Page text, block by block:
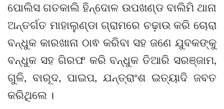
ପୋଲିସ ଗତକାଲି ହିନ୍ଦୋଳ ଉପଖଣ୍ଡ ବାଲିମି ଥାନା
ଅନ୍ତର୍ଗତ ମାହାଲୁଣ୍ଡା ଗ୍ରାମରେ ଚଢ଼ାଉ କରି ଚୋରା
ବନ୍ଧୁକ କାରଖାନା ଠାଵ କରିବା ସହ ଜଣେ ଯୁବକଙ୍କୁ
ବନ୍ଧୁକ ସହ ଗିରଫ କରି ବନ୍ଧୁକ ତିଆରି ସରଞ୍ଜାମ,
ଗୁଳି, ବାରୂଦ, ପାଇପ, ଯନ୍ତ୍ରାଂଶ ଇତ୍ୟାଦି ଜବତ
କରିଥିଲେ ।